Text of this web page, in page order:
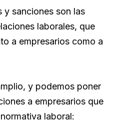
y sanciones son las
laborales, que
a empresarios como a
y podemos poner
a empresarios que
laboral: